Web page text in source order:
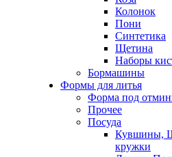
Колонок
Пони
Синтетика
Щетина
Наборы
Бормашины
Формы для литья
Форма под
Прочее
Посуда
Кувшины,
кружки